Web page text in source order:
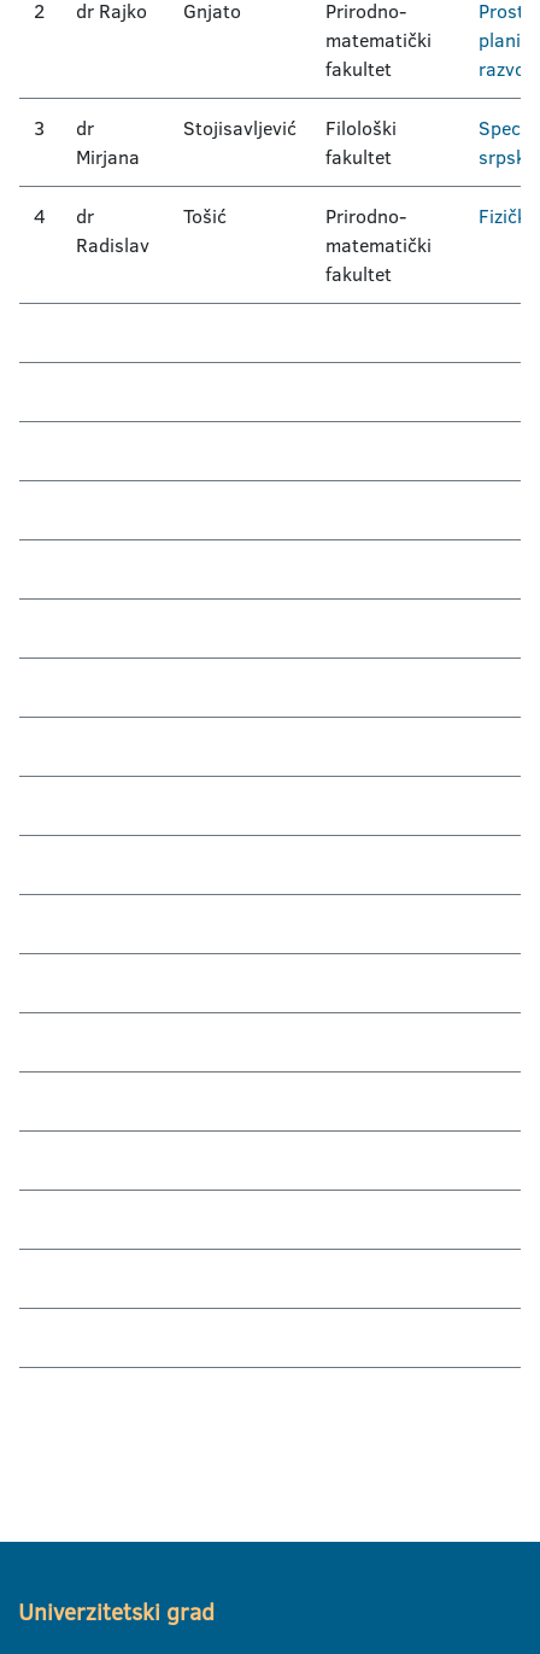
2 dr Rajko Gnjato
Prirodno-
matematički
fakultet
razvoj
3
dr
Mirjana
Stojisavljević
Filološki
fakultet
srpski
4
dr
Radislav
Tošić
Prirodno-
matematički
fakultet
Univerzitetski grad